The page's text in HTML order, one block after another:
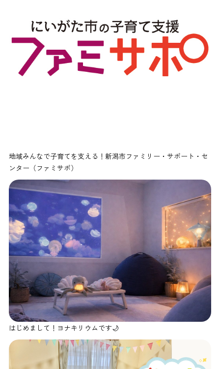
地域みんなで子育てを支える！新潟市ファミリー・サポート・セ
ンター（ファミサポ）
はじめまして！ヨナキリウムです🌙